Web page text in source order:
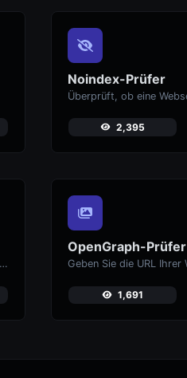
Noindex-Prüfer
2,395
Extrahieren Sie den gesamten Text einer Website aus dem Quellcode der Seite.
OpenGraph-Prüfer
1,691